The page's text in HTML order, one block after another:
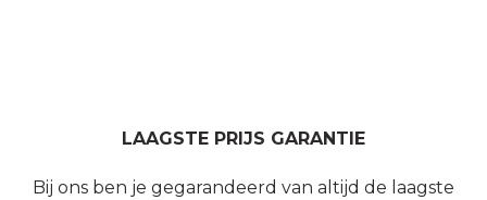
LAAGSTE PRIJS GARANTIE
Bij ons ben je gegarandeerd van altijd de laagste